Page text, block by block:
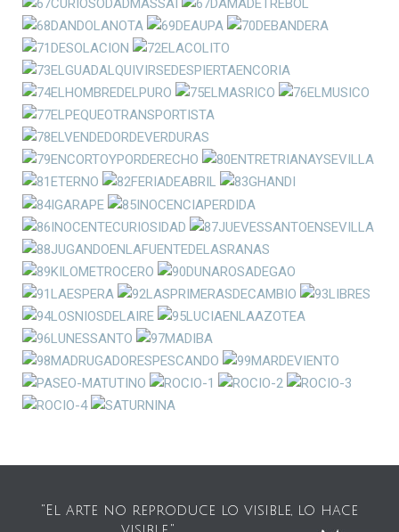
"El arte no reproduce lo visible, lo hace